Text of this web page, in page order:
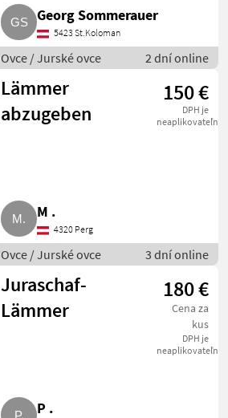
Georg Sommerauer
5423 St.Koloman
Ovce / Jurské ovce 2 dní online
Lämmer
abzugeben
150 €
DPH je
neaplikovateľné
M .
4320 Perg
Ovce / Jurské ovce 3 dní online
Juraschaf-
Lämmer
180 €
Cena za
kus
DPH je
neaplikovateľné
P .